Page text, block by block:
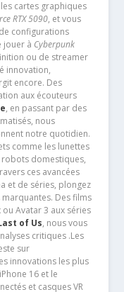
cartes graphiques
RTX 5090, et vous
configurations
jouer à Cyberpunk
ou de streamer
innovation,
encore. Des
aux écouteurs
, en passant par des
nous
notre quotidien.
comme les lunettes
robots domestiques,
ces avancées
et de séries, plongez
Des films
Avatar 3 aux séries
of Us, nous vous
critiques .Les
sur
innovations les plus
16 et le
et casques VR